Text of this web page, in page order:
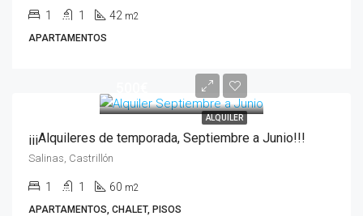
1 1 42 m2
APARTAMENTOS
ALQUILER
¡¡¡Alquileres de temporada, Septiembre a Junio!!!
Salinas, Castrillón
1 1 60 m2
APARTAMENTOS, CHALET, PISOS